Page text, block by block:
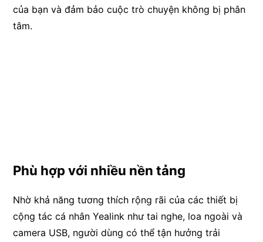
của bạn và đảm bảo cuộc trò chuyện không bị phân
tâm.
Phù hợp với nhiều nền tảng
Nhờ khả năng tương thích rộng rãi của các thiết bị
cộng tác cá nhân Yealink như tai nghe, loa ngoài và
camera USB, người dùng có thể tận hưởng trải